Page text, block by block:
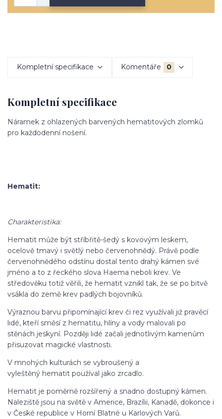
Kompletní specifikace Komentáře 0
Kompletní specifikace
Náramek z ohlazených barvených hematitových zlomků
pro každodenní nošení.
Hematit:
Charakteristika:
Hematit může být stříbřitě-šedý s kovovým leskem,
ocelově tmavý i světlý nebo červenohnědý. Právě podle
červenohnědého odstínu dostal tento drahý kámen své
jméno a to z řeckého slova Haema neboli krev. Ve
středověku totiž věřili, že hematit vznikl tak, že se po bitvě
vsákla do země krev padlých bojovníků.
Výraznou barvu připomínající krev či rez využívali již pravěcí
lidé, kteří směsí z hematitu, hlíny a vody malovali po
stěnách jeskyní. Později lidé začali jednotlivým kamenům
přisuzovat magické vlastnosti.
V mnohých kulturách se vybroušený a
vyleštěný hematit používal jako zrcadlo.
Hematit je poměrně rozšířený a snadno dostupný kámen.
Naleziště jsou na světě v Americe, Brazílii, Kanadě, dokonce i
v České republice v Horní Blatné u Karlových Varů.